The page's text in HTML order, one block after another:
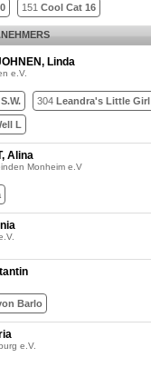
151 Cool Cat 16
Linda
e.V.
304 Leandra's Little Girl
L
Alina
Monheim e.V
Barlo
e.V.